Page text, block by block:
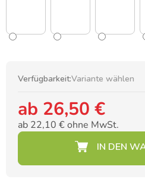
Verfügbarkeit:Variante wählen
ab 26,50 €
ab 22,10 €ohne MwSt.